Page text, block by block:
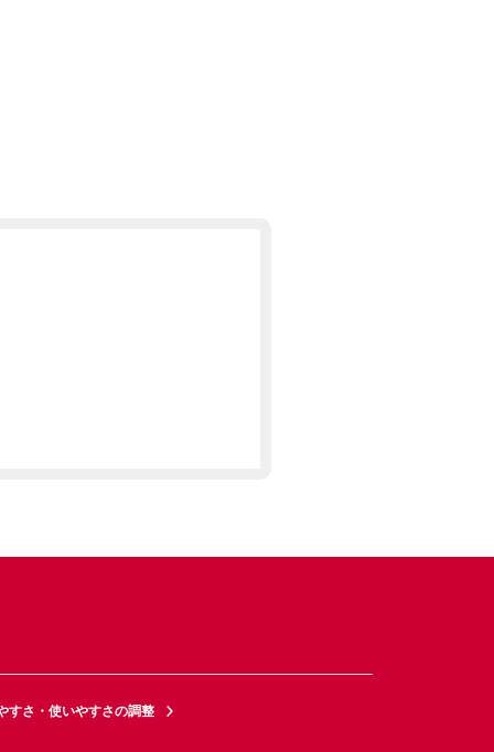
すさ・使いやすさの調整